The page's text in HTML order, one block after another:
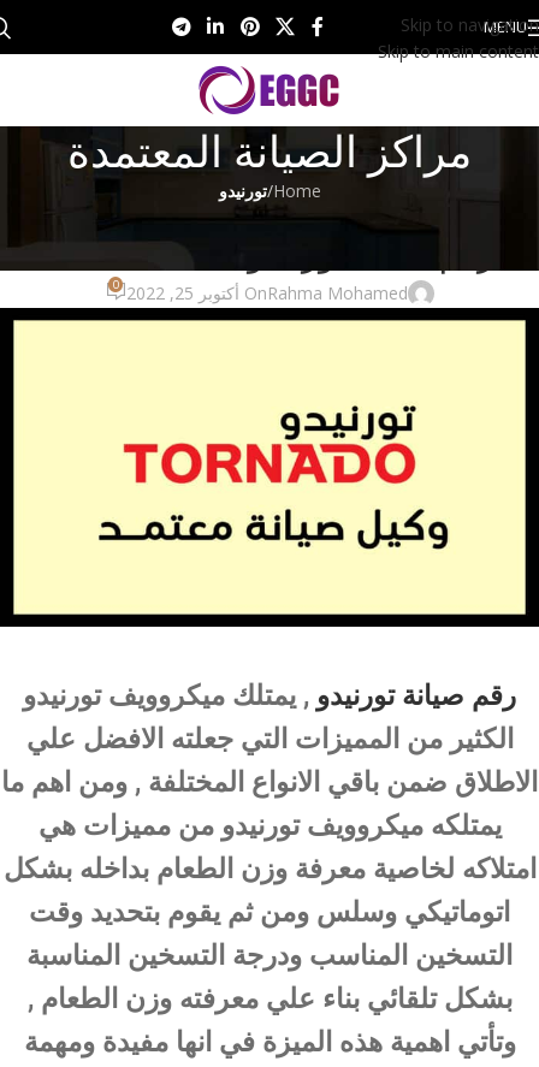
Skip to navigation
Skip to main content
MENU
مراكز الصيانة المعتمدة
Home
/تورنيدو
تورنيدو
Rahma MohamedOn أكتوبر 25, 2022 0
رقم صيانة تورنيدو , يمتلك ميكروويف تورنيدو
الكثير من المميزات التي جعلته الافضل علي
الاطلاق ضمن باقي الانواع المختلفة , ومن اهم ما
يمتلكه ميكروويف تورنيدو من مميزات هي
امتلاكه لخاصية معرفة وزن الطعام بداخله بشكل
اتوماتيكي وسلس ومن ثم يقوم بتحديد وقت
التسخين المناسب ودرجة التسخين المناسبة
بشكل تلقائي بناء علي معرفته وزن الطعام ,
وتأتي اهمية هذه الميزة في انها مفيدة ومهمة